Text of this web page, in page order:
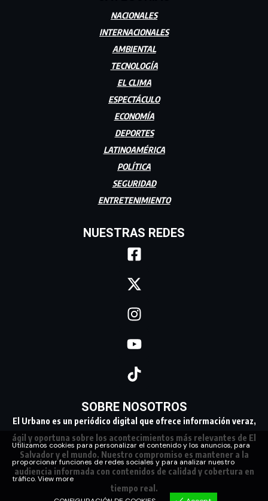
NACIONALES
INTERNACIONALES
AMBIENTAL
TECNOLOGÍA
EL CLIMA
ESPECTÁCULO
ECONOMÍA
DEPORTES
LATINOAMÉRICA
POLÍTICA
SEGURIDAD
ENTRETENIMIENTO
NUESTRAS REDES
SOBRE NOSOTROS
El Urbano es un periódico digital que ofrece información veraz,
ágil y oportuna sobre los acontecimientos más relevantes de El
Salvador y el mundo. Nuestro compromiso es mantener a la
audiencia informada con contenidos de calidad y cobertura en
tiempo real.
Utilizamos cookies para personalizar el contenido y los anuncios, para
proporcionar funciones de redes sociales y para analizar nuestro
tráfico.View more